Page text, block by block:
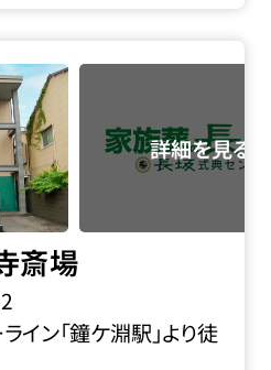
斎場
イン「鐘ケ淵駅」より徒